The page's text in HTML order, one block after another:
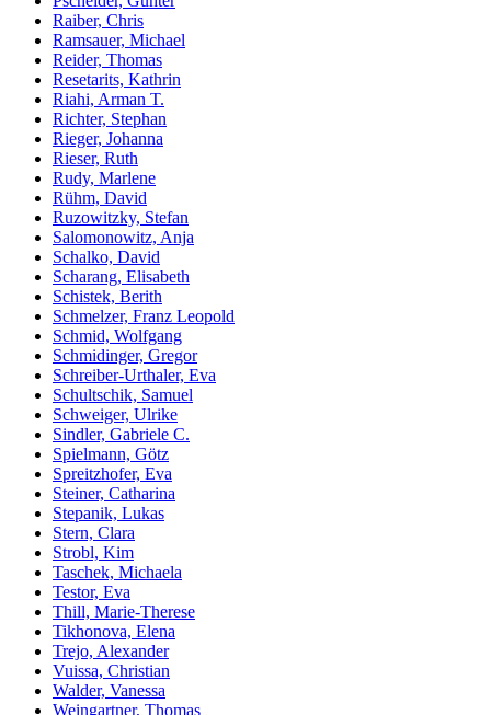
Raiber, Chris
Ramsauer, Michael
Reider, Thomas
Resetarits, Kathrin
Riahi, Arman T.
Richter, Stephan
Rieger, Johanna
Rieser, Ruth
Rudy, Marlene
Rühm, David
Ruzowitzky, Stefan
Salomonowitz, Anja
Schalko, David
Scharang, Elisabeth
Schistek, Berith
Schmelzer, Franz Leopold
Schmid, Wolfgang
Schmidinger, Gregor
Schreiber-Urthaler, Eva
Schultschik, Samuel
Schweiger, Ulrike
Sindler, Gabriele C.
Spielmann, Götz
Spreitzhofer, Eva
Steiner, Catharina
Stepanik, Lukas
Stern, Clara
Strobl, Kim
Taschek, Michaela
Testor, Eva
Thill, Marie-Therese
Tikhonova, Elena
Trejo, Alexander
Vuissa, Christian
Walder, Vanessa
Weingartner, Thomas